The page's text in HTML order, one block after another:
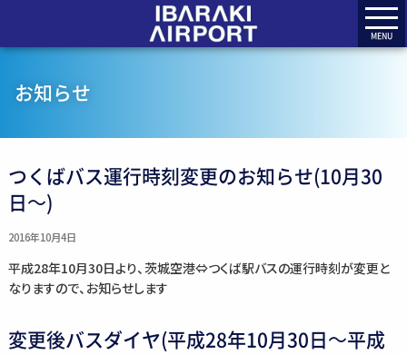
MENU
お知らせ
つくばバス運行時刻変更のお知らせ(10月30
日～)
2016年10月4日
平成28年10月30日より、茨城空港⇔つくば駅バスの運行時刻が変更と
なりますので、お知らせします
変更後バスダイヤ(平成28年10月30日～平成